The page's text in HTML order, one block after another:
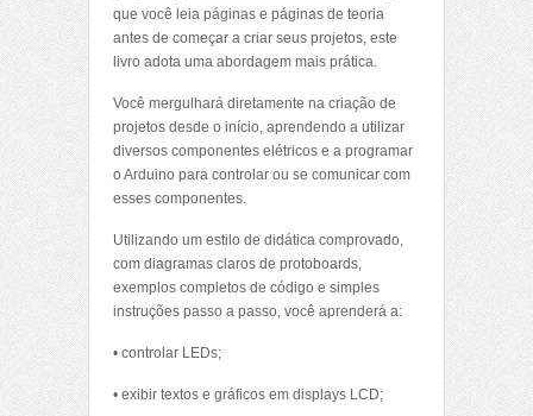
que você leia páginas e páginas de teoria
antes de começar a criar seus projetos, este
livro adota uma abordagem mais prática.
Você mergulhará diretamente na criação de
projetos desde o início, aprendendo a utilizar
diversos componentes elétricos e a programar
o Arduino para controlar ou se comunicar com
esses componentes.
Utilizando um estilo de didática comprovado,
com diagramas claros de protoboards,
exemplos completos de código e simples
instruções passo a passo, você aprenderá a:
• controlar LEDs;
• exibir textos e gráficos em displays LCD;